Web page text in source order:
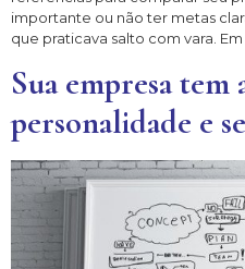
importante ou não ter metas
que praticava salto com vara.
Sua empresa tem
personalidade e